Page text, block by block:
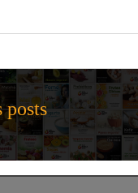
posts